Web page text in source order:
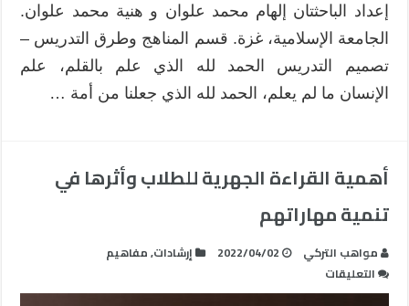
إعداد الباحثتان إلهام محمد علوان و هنية محمد علوان.
الجامعة الإسلامية، غزة. قسم المناهج وطرق التدريس –
تصميم التدريس الحمد لله الذي علم بالقلم، علم
الإنسان ما لم يعلم، الحمد لله الذي جعلنا من أمة …
أهمية القراءة الجهرية للطلاب وأثرها في
تنمية مهاراتهم
مواهب التركي 2022/04/02 إرشادات,مفاهيم
التعليقات
أهمية